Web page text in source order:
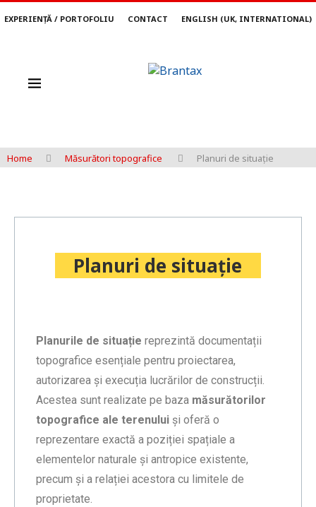
EXPERIENȚĂ / PORTOFOLIU CONTACT ENGLISH (UK, INTERNATIONAL)
Home Măsurători topografice Planuri de situație
Planuri de situație
Planurile de situație reprezintă documentații
topografice esențiale pentru proiectarea,
autorizarea și execuția lucrărilor de construcții.
Acestea sunt realizate pe baza măsurătorilor
topografice ale terenului și oferă o
reprezentare exactă a poziției spațiale a
elementelor naturale și antropice existente,
precum și a relației acestora cu limitele de
proprietate.